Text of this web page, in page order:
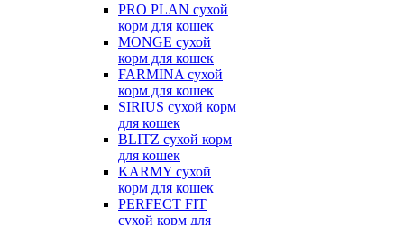
PRO PLAN сухой
корм для кошек
MONGE сухой
корм для кошек
FARMINA сухой
корм для кошек
SIRIUS сухой корм
для кошек
BLITZ сухой корм
для кошек
KARMY сухой
корм для кошек
PERFECT FIT
сухой корм для